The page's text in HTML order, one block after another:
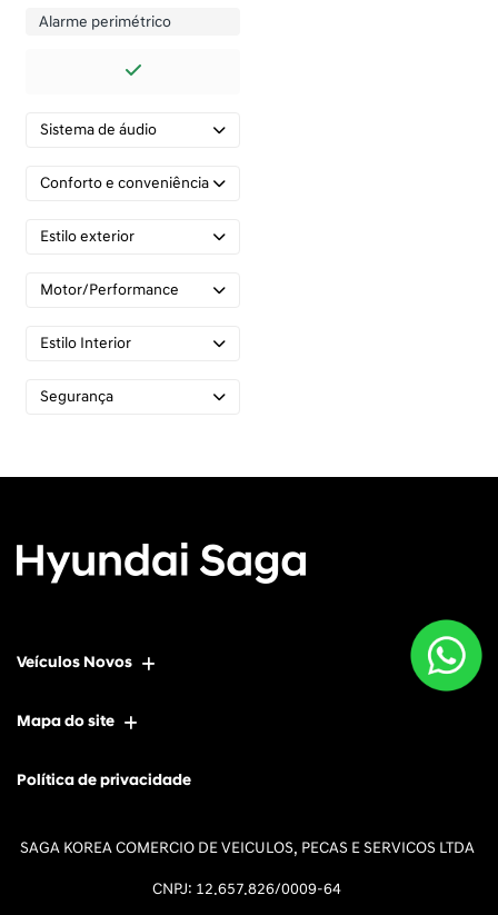
Alarme perimétrico
Sistema de áudio
Conforto e conveniência
Estilo exterior
Motor/Performance
Estilo Interior
Segurança
Veículos Novos
Mapa do site
Política de privacidade
SAGA KOREA COMERCIO DE VEICULOS, PECAS E SERVICOS LTDA
CNPJ: 12.657.826/0009-64